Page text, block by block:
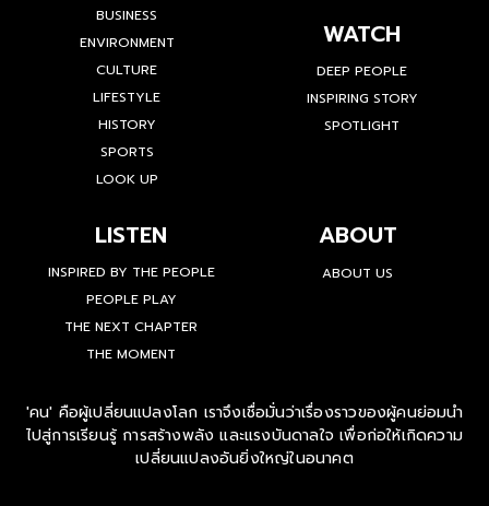
BUSINESS
ENVIRONMENT
CULTURE
LIFESTYLE
HISTORY
SPORTS
LOOK UP
WATCH
DEEP PEOPLE
INSPIRING STORY
SPOTLIGHT
LISTEN
INSPIRED BY THE PEOPLE
PEOPLE PLAY
THE NEXT CHAPTER
THE MOMENT
ABOUT
ABOUT US
'คน' คือผู้เปลี่ยนแปลงโลก เราจึงเชื่อมั่นว่าเรื่องราวของผู้คนย่อมนำ
ไปสู่การเรียนรู้ การสร้างพลัง และแรงบันดาลใจ เพื่อก่อให้เกิดความ
เปลี่ยนแปลงอันยิ่งใหญ่ในอนาคต